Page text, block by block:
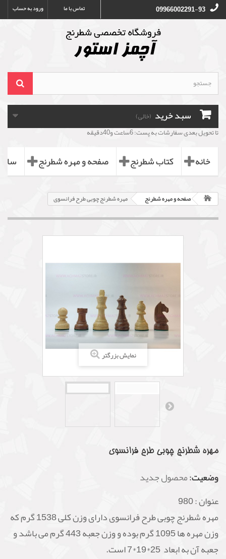
ورود به حساب تماس با ما 09966002291-93
سبد خرید (خالی)
تا تحویل بعدی سفارشات به پست: 6ساعت و40دقیقه
خانه کتاب شطرنج صفحه و مهره شطرنج
صفحه و مهره شطرنج مهره شطرنج چوبی طرح فرانسوی
نمایش بزرگتر
مهره شطرنج چوبی طرح فرانسوی
وضعیت:محصول جدید
عنوان :980
مهره شطرنج چوبی طرح فرانسوی دارای وزن کلی 1538 گرم که
وزن مهره ها 1095 گرم بوده و وزن جعبه 443 گرم می باشد و
جعبه آن به ابعاد 25*19*7 است.